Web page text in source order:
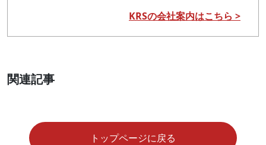
KRSの会社案内はこちら >
関連記事
トップページに戻る